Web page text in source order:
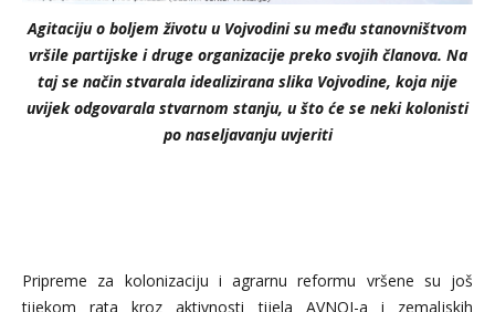
Agitaciju o boljem životu u Vojvodini su među stanovništvom
vršile partijske i druge organizacije preko svojih članova. Na
taj se način stvarala idealizirana slika Vojvodine, koja nije
uvijek odgovarala stvarnom stanju, u što će se neki kolonisti
po naseljavanju uvjeriti
Pripreme za kolonizaciju i agrarnu reformu vršene su još
tijekom rata kroz aktivnosti tijela AVNOJ-a i zemaljskih